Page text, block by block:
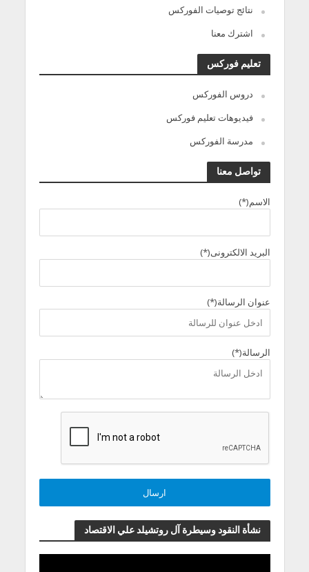
نتائج توصيات الفوركس
اشترك معنا
تعليم فوركس
دروس الفوركس
فيديوهات تعليم فوركس
مدرسة الفوركس
تواصل معنا
الاسم(*)
البريد الالكترونى(*)
عنوان الرسالة(*)
الرسالة(*)
نشأة النقود وسيطرة آل روتشيلد علي الاقتصاد